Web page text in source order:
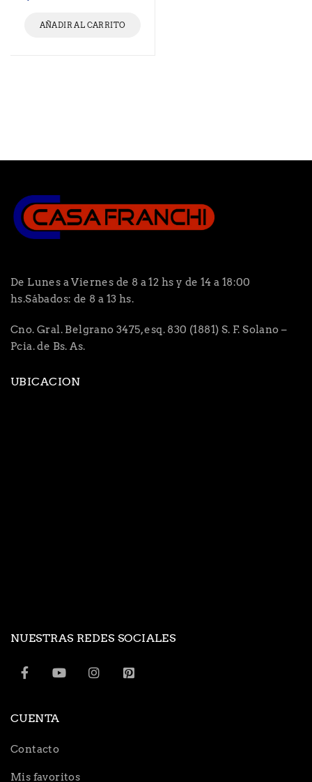
AÑADIR AL CARRITO
De Lunes a Viernes de 8 a 12 hs y de 14 a 18:00
hs.Sábados: de 8 a 13 hs.
Cno. Gral. Belgrano 3475, esq. 830 (1881) S. F. Solano –
Pcia. de Bs. As.
UBICACION
NUESTRAS REDES SOCIALES
CUENTA
Contacto
Mis favoritos